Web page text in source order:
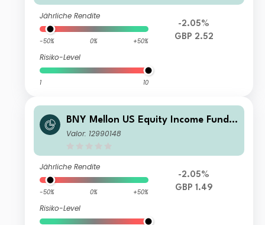
Jährliche Rendite
-50% 0% +50%
Risiko-Level
1 10
-2.05%
GBP 2.52
BNY Mellon US Equity Income Fund
U1 Shares Accumulation
Valor: 12990148
Jährliche Rendite
-50% 0% +50%
Risiko-Level
-2.05%
GBP 1.49